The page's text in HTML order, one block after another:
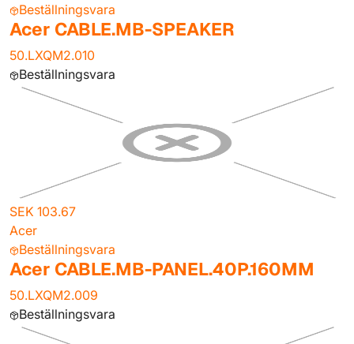
Beställningsvara
Acer CABLE.MB-SPEAKER
50.LXQM2.010
Beställningsvara
SEK 103.67
Acer
Beställningsvara
Acer CABLE.MB-PANEL.40P.160MM
50.LXQM2.009
Beställningsvara